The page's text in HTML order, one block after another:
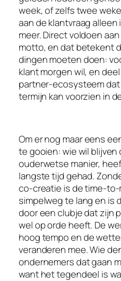
week, of zelfs twee
aan de klantvraag
meer. Direct voldoen
motto, en dat betekent
dingen moeten doen:
klant morgen wil, en
partner-ecosysteem dat
termijn kan voorzien in
Om er nog maar eens
te gooien: wie wil
ouderwetse manier,
langste tijd gehad.
co-creatie is de time-to-
simpelweg te lang en is
door een clubje dat zijn
wel op orde heeft. De
hoog tempo en de
veranderen mee. Wie
ondernemers dat gaan
want het tegendeel is